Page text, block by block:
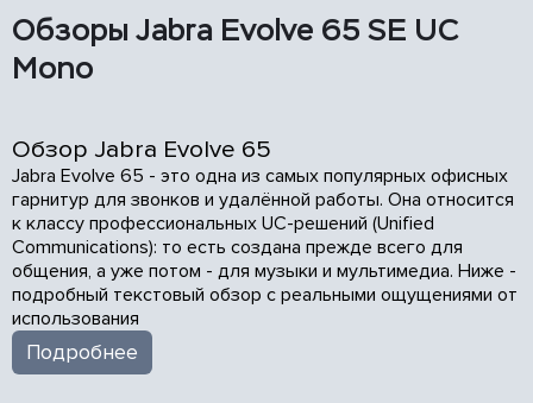
Обзоры Jabra Evolve 65 SE UC
Mono
Обзор Jabra Evolve 65
Jabra Evolve 65 - это одна из самых популярных офисных
гарнитур для звонков и удалённой работы. Она относится
к классу профессиональных UC-решений (Unified
Communications): то есть создана прежде всего для
общения, а уже потом - для музыки и мультимедиа. Ниже -
подробный текстовый обзор с реальными ощущениями от
использования
Подробнее